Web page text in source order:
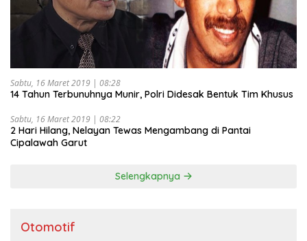
Sabtu, 16 Maret 2019 | 08:28
14 Tahun Terbunuhnya Munir, Polri Didesak Bentuk Tim Khusus
Sabtu, 16 Maret 2019 | 08:22
2 Hari Hilang, Nelayan Tewas Mengambang di Pantai
Cipalawah Garut
Selengkapnya
Otomotif